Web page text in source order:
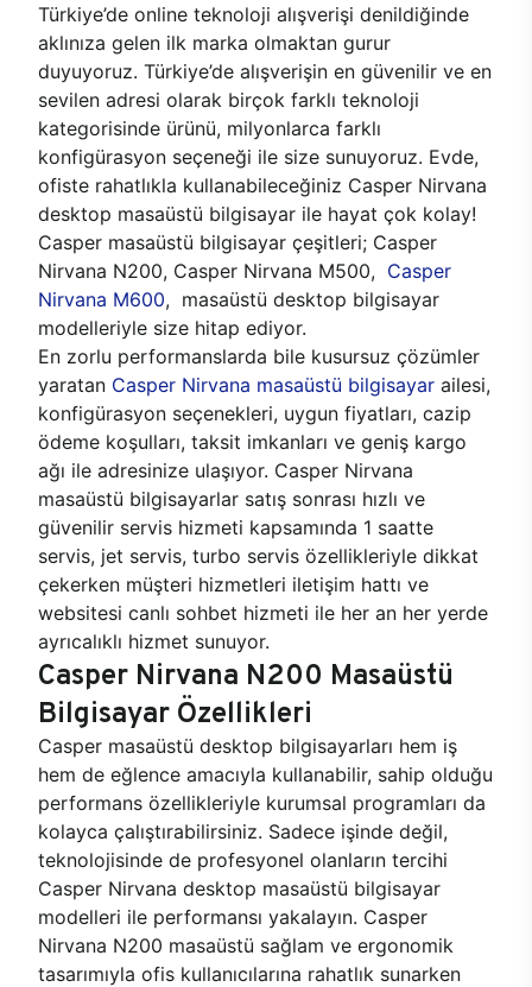
Türkiye’de online teknoloji alışverişi denildiğinde
aklınıza gelen ilk marka olmaktan gurur
duyuyoruz. Türkiye’de alışverişin en güvenilir ve en
sevilen adresi olarak birçok farklı teknoloji
kategorisinde ürünü, milyonlarca farklı
konfigürasyon seçeneği ile size sunuyoruz. Evde,
ofiste rahatlıkla kullanabileceğiniz Casper Nirvana
desktop masaüstü bilgisayar ile hayat çok kolay!
Casper masaüstü bilgisayar çeşitleri; Casper
Nirvana N200, Casper Nirvana M500, Casper
Nirvana M600, masaüstü desktop bilgisayar
modelleriyle size hitap ediyor.
En zorlu performanslarda bile kusursuz çözümler
yaratan Casper Nirvana masaüstü bilgisayar ailesi,
konfigürasyon seçenekleri, uygun fiyatları, cazip
ödeme koşulları, taksit imkanları ve geniş kargo
ağı ile adresinize ulaşıyor. Casper Nirvana
masaüstü bilgisayarlar satış sonrası hızlı ve
güvenilir servis hizmeti kapsamında 1 saatte
servis, jet servis, turbo servis özellikleriyle dikkat
çekerken müşteri hizmetleri iletişim hattı ve
websitesi canlı sohbet hizmeti ile her an her yerde
ayrıcalıklı hizmet sunuyor.
Casper Nirvana N200 Masaüstü
Bilgisayar Özellikleri
Casper masaüstü desktop bilgisayarları hem iş
hem de eğlence amacıyla kullanabilir, sahip olduğu
performans özellikleriyle kurumsal programları da
kolayca çalıştırabilirsiniz. Sadece işinde değil,
teknolojisinde de profesyonel olanların tercihi
Casper Nirvana desktop masaüstü bilgisayar
modelleri ile performansı yakalayın. Casper
Nirvana N200 masaüstü sağlam ve ergonomik
tasarımıyla ofis kullanıcılarına rahatlık sunarken